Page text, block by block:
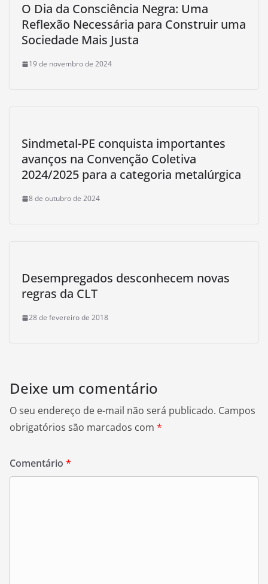
O Dia da Consciência Negra: Uma
Reflexão Necessária para Construir uma
Sociedade Mais Justa
19 de novembro de 2024
Sindmetal-PE conquista importantes
avanços na Convenção Coletiva
2024/2025 para a categoria metalúrgica
8 de outubro de 2024
Desempregados desconhecem novas
regras da CLT
28 de fevereiro de 2018
Deixe um comentário
O seu endereço de e-mail não será publicado. Campos
obrigatórios são marcados com *
Comentário *